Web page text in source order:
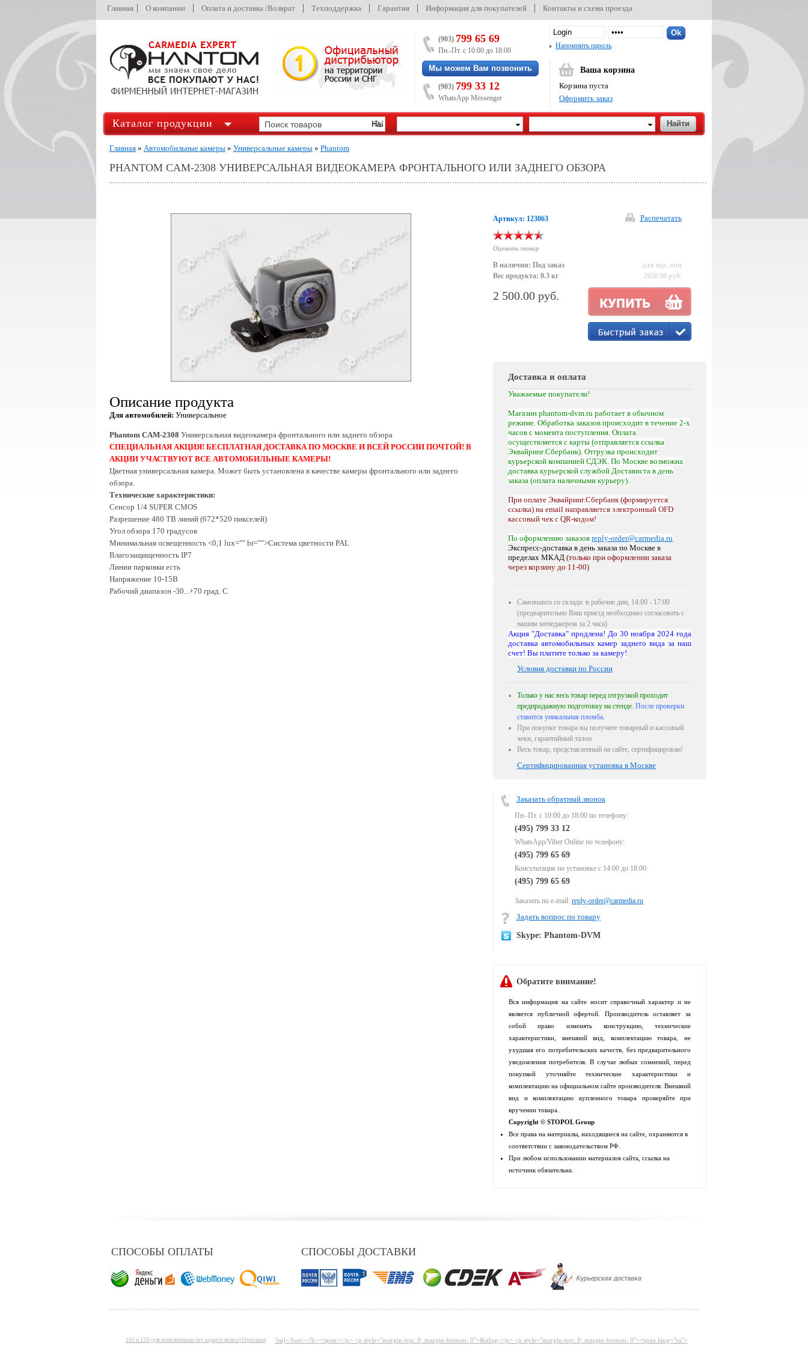
Главная О компании Оплата и доставка /Возврат Техподдержка Гарантия Информация для покупателей Контакты и схема проезда
(903) 799 65 69
Пн.-Пт. с 10:00 до 18:00
Мы можем Вам позвонить
(903) 799 33 12
WhatsApp Messenger
Напомнить пароль
Ваша корзина
Корзина пуста
Оформить заказ
Каталог продукции
Главная » Автомобильные камеры » Универсальные камеры » Phantom
PHANTOM CAM-2308 УНИВЕРСАЛЬНАЯ ВИДЕОКАМЕРА ФРОНТАЛЬНОГО ИЛИ ЗАДНЕГО ОБЗОРА
Артикул: 123063 Распечатать
Оценить товар
В наличии: Под заказ
Вес продукта: 0.3 кг
для юр. лиц
2650.00 руб.
2 500.00 руб.
Доставка и оплата
Уважаемые покупатели!
Магазин phantom-dvm.ru работает в обычном
режиме. Обработка заказов происходит в течение 2-х
часов с момента поступления. Оплата
осуществляется с карты (отправляется ссылка
Эквайринг.Сбербанк). Отгрузка происходит
курьерской компанией СДЭК. По Москве возможна
доставка курьерской службой Достависта в день
заказа (оплата наличными курьеру).
При оплате Эквайринг.Сбербанк (формируется
ссылка) на email направляется электронный OFD
кассовый чек с QR-кодом!
По оформлению заказов reply-order@carmedia.ru
Экспресс-доставка в день заказа по Москве в
пределах МКАД (только при оформлении заказа
через корзину до 11-00)
Самовывоз со склада: в рабочие дни, 14:00 - 17:00
(предварительно Ваш приезд необходимо согласовать с
нашим менеджером за 2 часа)
Акция "Доставка" продлена! До 30 ноября 2024 года
доставка автомобильных камер заднего вида за наш
счет! Вы платите только за камеру!
Условия доставки по России
Только у нас весь товар перед отгрузкой проходит
предпродажную подготовку на стенде. После проверки
ставится уникальная пломба.
При покупке товара вы получите товарный и кассовый
чеки, гарантийный талон
Весь товар, представленный на сайте, сертифицирован!
Сертифицированная установка в Москве
Заказать обратный звонок
Пн.-Пт. с 10:00 до 18:00 по телефону:
(495) 799 33 12
WhatsApp/Viber Online по телефону:
(495) 799 65 69
Консультация по установке с 14:00 до 18:00:
(495) 799 65 69
Заказать по e-mail: reply-order@carmedia.ru
Задать вопрос по товару
Skype: Phantom-DVM
Обратите внимание!
Вся информация на сайте носит справочный характер и не
является публичной офертой. Производитель оставляет за
собой право изменять конструкцию, технические
характеристики, внешний вид, комплектацию товара, не
ухудшая его потребительских качеств, без предварительного
уведомления потребителя. В случае любых сомнений, перед
покупкой уточняйте технические характеристики и
комплектацию на официальном сайте производителя. Внешний
вид и комплектацию купленного товара проверяйте при
вручении товара.
Copyright © STOPOL Group
Все права на материалы, находящиеся на сайте, охраняются в
соответствии с законодательством РФ.
При любом использовании материалов сайта, ссылка на
источник обязательна.
Описание продукта
Для автомобилей: Универсальное
Phantom CAM-2308 Универсальная видеокамера фронтального или заднего обзора
СПЕЦИАЛЬНАЯ АКЦИЯ! БЕСПЛАТНАЯ ДОСТАВКА ПО МОСКВЕ И ВСЕЙ РОССИИ ПОЧТОЙ! В
АКЦИИ УЧАСТВУЮТ ВСЕ АВТОМОБИЛЬНЫЕ КАМЕРЫ!
Цветная универсальная камера. Может быть установлена в качестве камеры фронтального или заднего
обзора.
Технические характеристики:
Сенсор 1/4 SUPER CMOS
Разрешение 480 ТВ линий (672*520 пикселей)
Угол обзора 170 градусов
Минимальная освещенность <0,1 lux="" br="">Система цветности PAL
Влагозащищенность IP7
Линии парковки есть
Напряжение 10-15В
Рабочий диапазон -30...+70 град. С
СПОСОБЫ ОПЛАТЫ СПОСОБЫ ДОСТАВКИ
105 и 120 (для комплектации без заднего колеса) Оригинал 5м)</font></b></span></p> <p style="margin-top: 0; margin-bottom: 0">&nbsp;</p> <p style="margin-top: 0; margin-bottom: 0"><span lang="ru">